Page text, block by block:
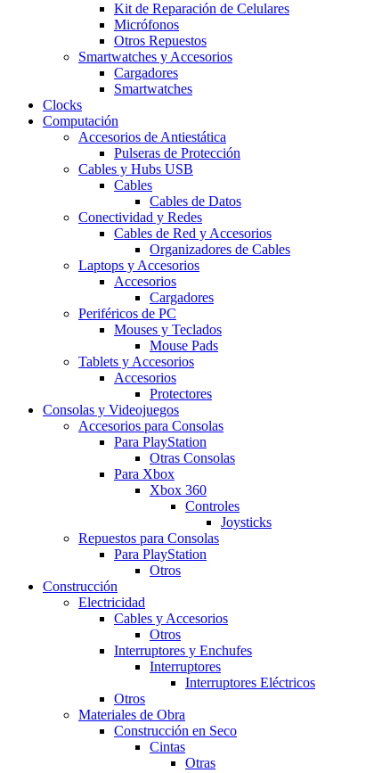
Kit de Reparación de Celulares
Micrófonos
Otros Repuestos
Smartwatches y Accesorios
Cargadores
Smartwatches
Clocks
Computación
Accesorios de Antiestática
Pulseras de Protección
Cables y Hubs USB
Cables
Cables de Datos
Conectividad y Redes
Cables de Red y Accesorios
Organizadores de Cables
Laptops y Accesorios
Accesorios
Cargadores
Periféricos de PC
Mouses y Teclados
Mouse Pads
Tablets y Accesorios
Accesorios
Protectores
Consolas y Videojuegos
Accesorios para Consolas
Para PlayStation
Otras Consolas
Para Xbox
Xbox 360
Controles
Joysticks
Repuestos para Consolas
Para PlayStation
Otros
Construcción
Electricidad
Cables y Accesorios
Otros
Interruptores y Enchufes
Interruptores
Interruptores Eléctricos
Otros
Materiales de Obra
Construcción en Seco
Cintas
Otras